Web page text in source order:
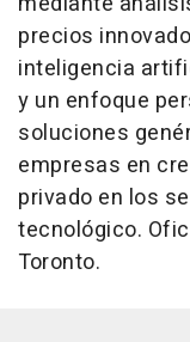
precios
inteligencia
y un enfoque
soluciones
empresas en
privado en los
tecnológico.
Toronto.